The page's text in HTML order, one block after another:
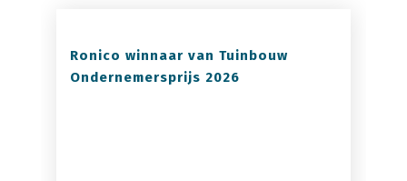
Ronico winnaar van Tuinbouw
Ondernemersprijs 2026